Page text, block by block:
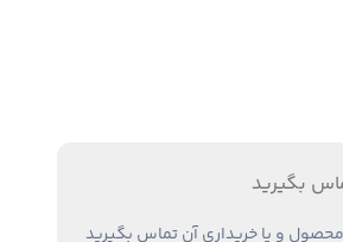
بگیرید
و یا خریداری آن تماس بگیرید